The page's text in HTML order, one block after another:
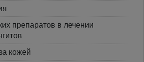
препаратов в лечении
кожей